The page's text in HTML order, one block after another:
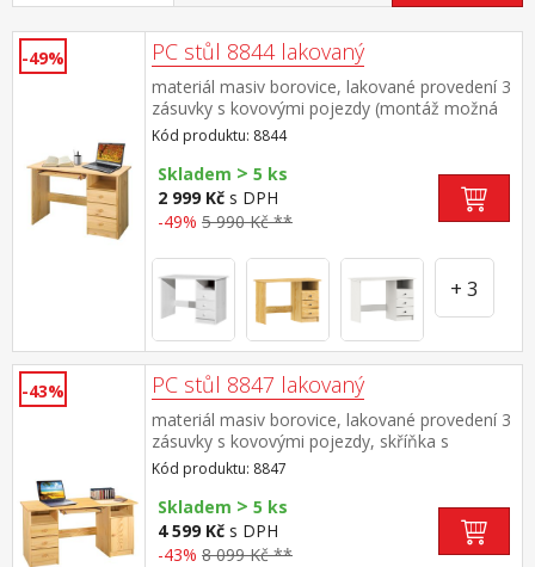
-49% PC stůl 8844 lakovaný
materiál masiv borovice, lakované provedení 3
zásuvky s kovovými pojezdy (montáž možná
pouze na pravou stranu) rozměr zásuvky
(š/h/v) 27,9 × 30,7 × 10,5 cm výsuv není
součástí dodávky ke stolu je možno dokoupit
výsuvnou desku na klávesnici 8840
Kód produktu: 8844
Skladem > 5 ks
2 999 Kč s DPH
-49% 5 990 Kč **
+ 3
-43% PC stůl 8847 lakovaný
materiál masiv borovice, lakované provedení 3
zásuvky s kovovými pojezdy, skříňka s
dvířky rozměr zásuvky (š/h/v) 27,9 × 30,7 ×
10,6 cm výsuv není součástí dodávky ke stolu
je možno dokoupit výsuvnou desku na
klávesnici 8840
Kód produktu: 8847
Skladem > 5 ks
4 599 Kč s DPH
-43% 8 099 Kč **